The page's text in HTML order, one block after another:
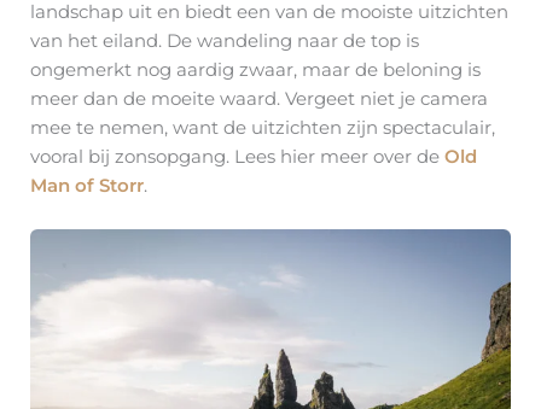
landschap uit en biedt een van de mooiste uitzichten
van het eiland. De wandeling naar de top is
ongemerkt nog aardig zwaar, maar de beloning is
meer dan de moeite waard. Vergeet niet je camera
mee te nemen, want de uitzichten zijn spectaculair,
vooral bij zonsopgang. Lees hier meer over de Old
Man of Storr.